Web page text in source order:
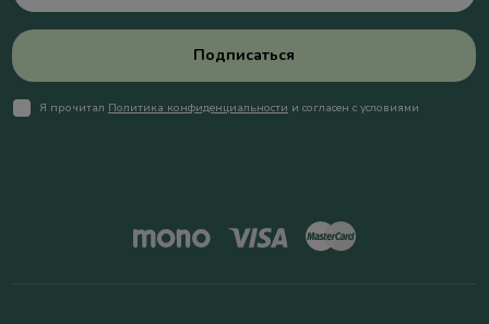
Подписаться
Я прочитал Политика конфиденциальности и согласен с условиями